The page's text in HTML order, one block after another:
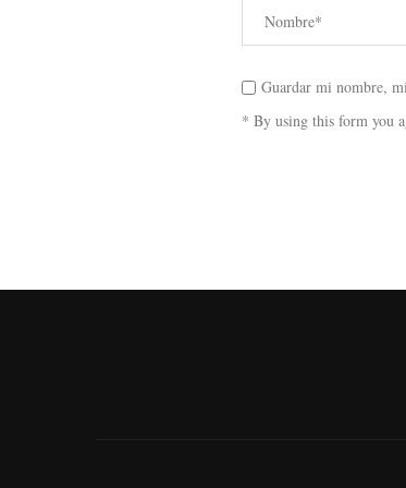
Guardar mi nombre,
* By using this form you